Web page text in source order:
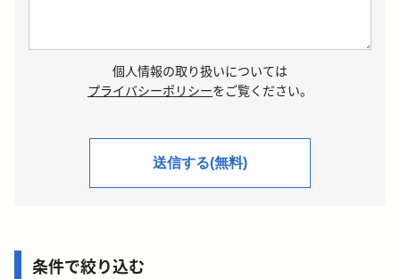
個人情報の取り扱いについては
プライバシーポリシーをご覧ください。
条件で絞り込む